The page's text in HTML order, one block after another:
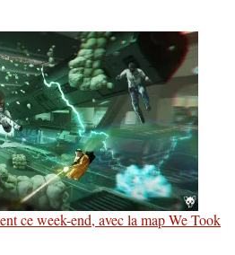
ce week-end, avec la map We Took